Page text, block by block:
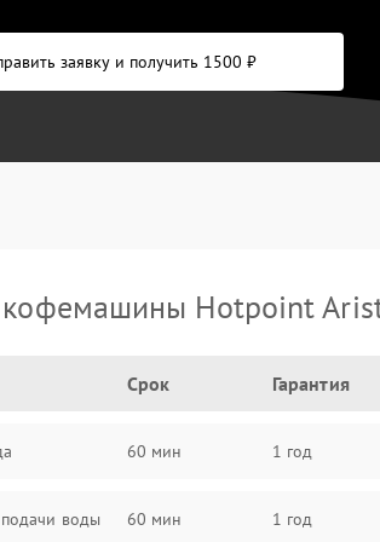
заявку и получить 1500 ₽
кофемашины Hotpoint
Срок Гарантия
60 мин 1 год
воды 60 мин 1 год